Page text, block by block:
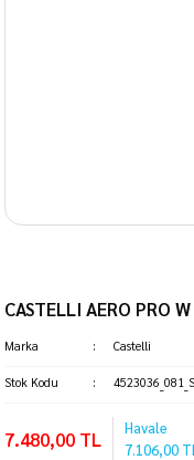
CASTELLI AERO PRO
Marka Castelli
Stok Kodu 4523036_081_S
7.480,00 TL
Havale
7.106,00